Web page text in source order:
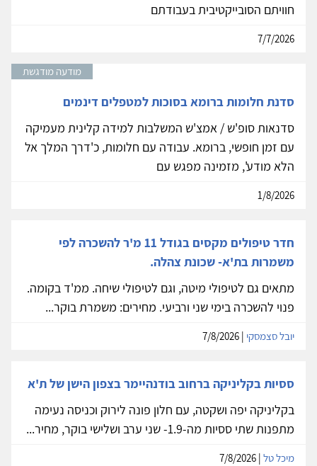
חוויתם הסובייקטיבית בעבודתם
7/7/2026
מודעה מודגשת
סדנת חלומות ברומא בסוכות למטפלים דינמים
סדנאות סופ'ש / אמצ'ש המשלבות למידה קלינית מעמיקה
עם זמן חופשי, ברומא. עבודה עם חלומות, כ'דרך המלך אל
הלא מודע', מזמינה מפגש עם
1/8/2026
חדר טיפולים מקסים בגודל 11 מ'ר להשכרה לפי
משמרות בת'א- שכונת צהלה.
מתאים גם לטיפולי מיטה, וגם לטיפולי שיחה. ממ'ד בקומה.
פנוי להשכרה בימי שני ורביעי. מחירים: משמרת בוקר...
יובל סצמסקי
ססיות בקליניקה ברחוב בודנהיימר בצפון הישן של ת'א
בקליניקה יפה ושקטה, עם חלון פונה לירוק וכניסה נעימה
מתפנות שתי ססיות מה-1.9- שני ערב ושלישי בוקר, מחיר...
מיכל טל